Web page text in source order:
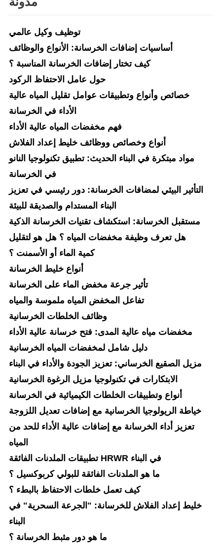
توظيف وكيل عالمي
أساسيات إضافات الخرسانة: الأنواع والوظائف
كيف تختار إضافات الخرسانة المناسبة ؟
حول عامل الاحتفاظ الركود
خصائص وأنواع وتطبيقات عوامل تقليل المياه عالية
الأداء في الخرسانة
فهم مخفضات المياه عالية الأداء
أنواع وخصائص ووظائف خليط إعداد الفلاش
مواد مبتكرة في البناء الحديث: تطبيق تكنولوجيا النانو
في الخرسانة
التأثير البيئي لمضافات الخرسانة: دور رئيسي في تعزيز
البناء المستدام والصديقة للبيئة
مستقبل الخرسانة: استكشاف تقنيات الخرسانة الذكية
هل تعرف وظيفة مخفضات المياه ؟ هل هو لتقليل
كمية الماء أو الأسمنت ؟
أنواع خليط الخرسانة
تأثير جرعة مخفض الماء على الخرسانة
تفاعل المخفض المياه ملموسة والمياه
وظائف الخلطات الخرسانية
مخفضات مياه عالية المدى: فتح خرسانة عالية الأداء
دليل شامل لمخفضات المياه الخرسانية
مزيل الصقيع الخرساني: تعزيز الجودة والأداء في البناء
الابتكارات في تكنولوجيا مزيل الرغوة الخرسانية
أنواع وتطبيقات الخلطات الكيميائية في الخرسانة
خياطة الريولوجيا الخرسانية مع إضافات تعديل اللزوجة
تعزيز أداء الخرسانة مع إضافات عالية الأداء للحد من
المياه
تطبيقات الملدنات الفائقة HRWR في البناء
ما هو الملدنات الفائقة للبولي كربوكسيل ؟
كيف تعمل خلطات الاحتفاظ بالبطء ؟
خليط إعداد الفلاش للخرسانة: "الجرعة السحرية" في
البناء
ما هو دور مثبط الخرسانة ؟